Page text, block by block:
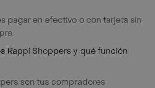
pagar en efectivo o con tarjeta sin
Rappi Shoppers y qué función
son tus compradores